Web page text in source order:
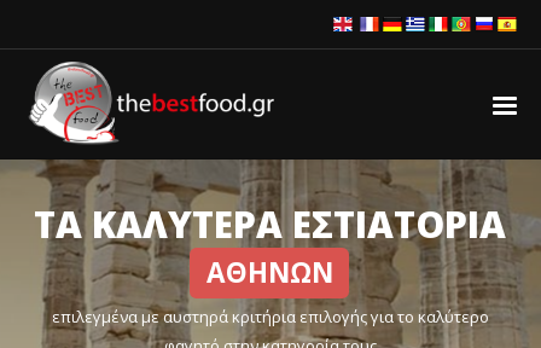
ΤΑ ΚΑΛΥΤΕΡΑ ΕΣΤΙΑΤΟΡΙΑ
ΑΘΗΝΩΝ
επιλεγμένα με αυστηρά κριτήρια επιλογής για το καλύτερο